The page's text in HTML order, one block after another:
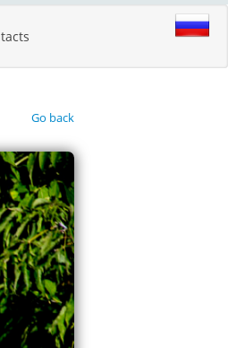
Go back